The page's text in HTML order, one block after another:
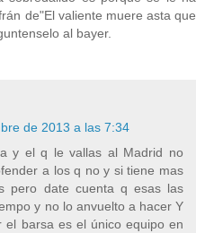
de"El valiente muere asta que
al bayer.
de 2013 a las 7:34
y el q le vallas al Madrid no
a los q no y si tiene mas
pero date cuenta q esas las
y no lo anvuelto a hacer Y
el barsa es el único equipo en